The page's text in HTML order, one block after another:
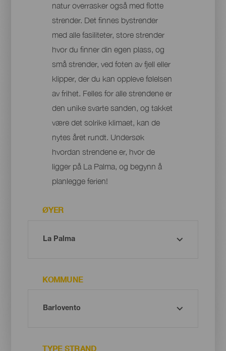
natur overrasker også med flotte
strender. Det finnes bystrender
med alle fasiliteter, store strender
hvor du finner din egen plass, og
små strender, ved foten av fjell eller
klipper, der du kan oppleve følelsen
av frihet. Felles for alle strendene er
den unike svarte sanden, og takket
være det solrike klimaet, kan de
nytes året rundt. Undersøk
hvordan strendene er, hvor de
ligger på La Palma, og begynn å
planlegge ferien!
ØYER
KOMMUNE
TYPE STRAND